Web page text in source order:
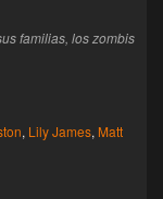
familias, los zombis
, Lily James, Matt